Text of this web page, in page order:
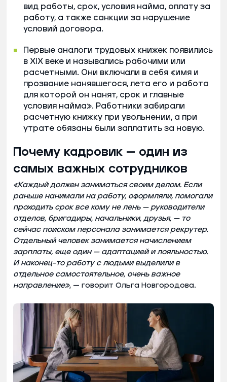
вид работы, срок, условия найма, оплату за
работу, а также санкции за нарушение
условий договора.
Первые аналоги трудовых книжек появились
в XIX веке и назывались рабочими или
расчетными. Они включали в себя «имя и
прозвание нанявшегося, лета его и работа
для которой он нанят, срок и главные
условия найма». Работники забирали
расчетную книжку при увольнении, а при
утрате обязаны были заплатить за новую.
Почему кадровик — один из
самых важных сотрудников
«Каждый должен заниматься своим делом. Если
раньше нанимали на работу, оформляли, помогали
проходить срок все кому не лень — руководители
отделов, бригадиры, начальники, друзья, — то
сейчас поиском персонала занимается рекрутер.
Отдельный человек занимается начислением
зарплаты, еще один — адаптацией и лояльностью.
И наконец-то работу с людьми выделили в
отдельное самостоятельное, очень важное
направление», — говорит Ольга Новгородова.